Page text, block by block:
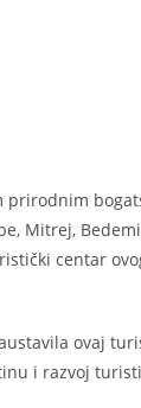
prirodnim
Mitrej,
centar
ovaj
i razvoj